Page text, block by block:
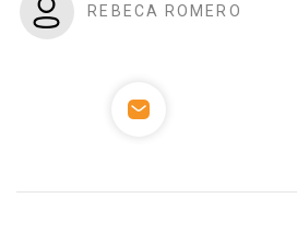
REBECA ROMERO